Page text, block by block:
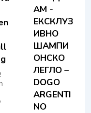
АМ -
ЕКСКЛУЗ
ИВНО
ШАМПИ
ОНСКО
ЛЕГЛО –
DOGO
ARGENTI
NO